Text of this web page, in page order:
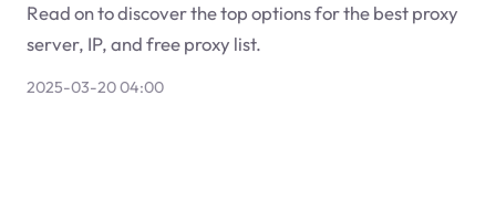
Read on to discover the top options for the best proxy
server, IP, and free proxy list.
2025-03-20 04:00